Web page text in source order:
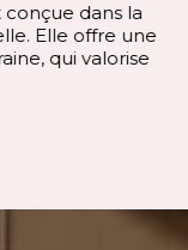
dans la
Elle offre une
qui valorise